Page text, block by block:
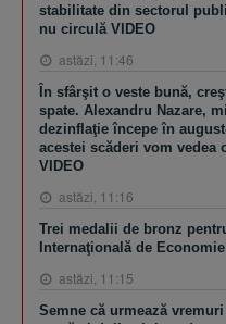
stabilitate din sectorul
nu circulă VIDEO
astăzi, 11:46
În sfârşit o veste bună,
spate. Alexandru Nazare,
dezinflaţie începe în
acestei scăderi vom
VIDEO
astăzi, 11:16
Trei medalii de bronz
Internaţională de
astăzi, 11:15
Semne că urmează